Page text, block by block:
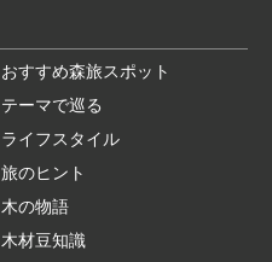
おすすめ森旅スポット
テーマで巡る
ライフスタイル
旅のヒント
木の物語
木材豆知識